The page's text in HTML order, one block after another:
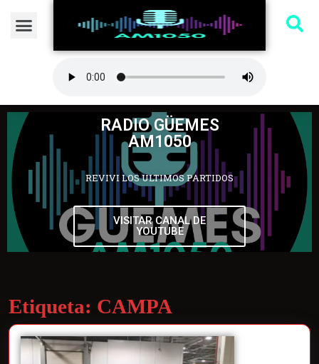
RADIO GÜEMES
AM1050
REVIVI LOS ULTIMOS PARTIDOS
VISITAR CANAL DE
YOUTUBE
Etiqueta: CAMPA